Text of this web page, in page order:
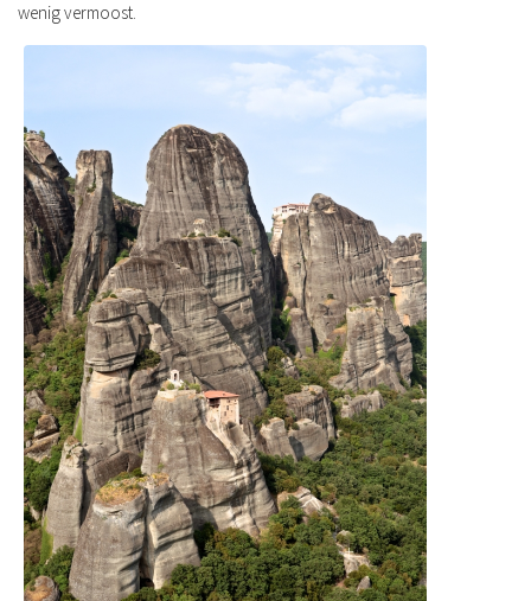
wenig vermoost.